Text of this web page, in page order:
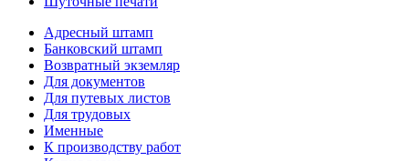
Адресный штамп
Банковский штамп
Возвратный экземляр
Для документов
Для путевых листов
Для трудовых
Именные
К производству работ